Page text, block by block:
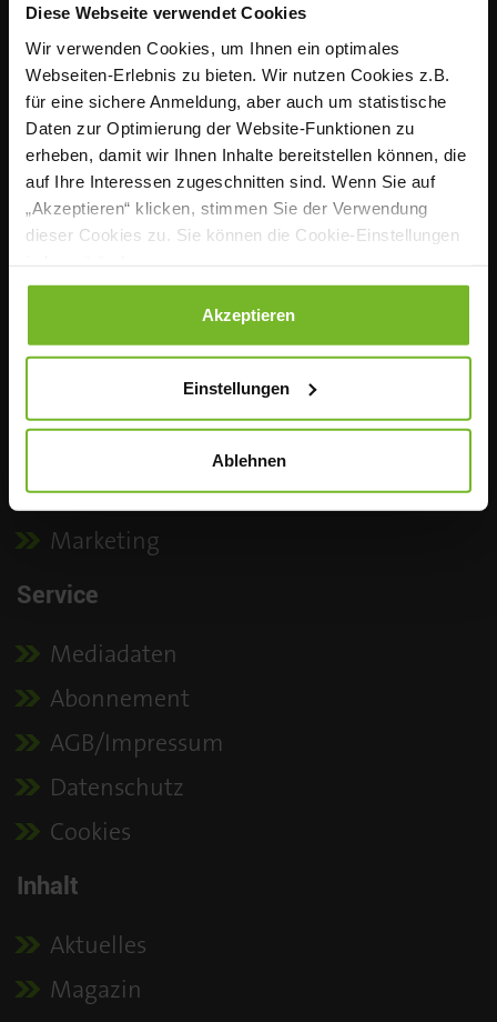
Diese Webseite verwendet Cookies
Wir verwenden Cookies, um Ihnen ein optimales
Webseiten-Erlebnis zu bieten. Wir nutzen Cookies z.B.
für eine sichere Anmeldung, aber auch um statistische
Daten zur Optimierung der Website-Funktionen zu
erheben, damit wir Ihnen Inhalte bereitstellen können, die
auf Ihre Interessen zugeschnitten sind. Wenn Sie auf
„Akzeptieren“ klicken, stimmen Sie der Verwendung
dieser Cookies zu. Sie können die Cookie-Einstellungen
Datenschutzerklärung|Impressum
Akzeptieren
Einstellungen
Ablehnen
Seit mehr als 142 Jahren ist KÜCHE, hrsg. vom
Verband der Köche Deutschlands e. V. (VKD), das
zentrale Sprachrohr der Profiköche in Deutschland.
Praxisnah, fundiert und nutzwertig informiert das
monatliche Fachmagazin Köchinnen und Köche in
der Individual-, Hotel-, Betriebs- sowie
Sozialgastronomie über die wichtigen Themen ihres
beruflichen Alltags. Mit dem Portal www.magazin-
kueche.de und unserem Newsletter auch täglich
Kontakt
Vertrieb
Marketing
Service
Mediadaten
Abonnement
AGB/Impressum
Datenschutz
Cookies
Inhalt
Aktuelles
Magazin